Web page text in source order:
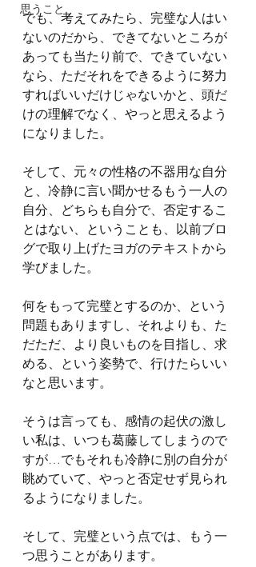
思うこと
でも、考えてみたら、完璧な人はい
ないのだから、できてないところが
あっても当たり前で、できていない
なら、ただそれをできるように努力
すればいいだけじゃないかと、頭だ
けの理解でなく、やっと思えるよう
になりました。
そして、元々の性格の不器用な自分
と、冷静に言い聞かせるもう一人の
自分、どちらも自分で、否定するこ
とはない、ということも、以前ブロ
グで取り上げたヨガのテキストから
学びました。
何をもって完璧とするのか、という
問題もありますし、それよりも、た
だただ、より良いものを目指し、求
める、という姿勢で、行けたらいい
なと思います。
そうは言っても、感情の起伏の激し
い私は、いつも葛藤してしまうので
すが…でもそれも冷静に別の自分が
眺めていて、やっと否定せず見られ
るようになりました。
そして、完璧という点では、もう一
つ思うことがあります。